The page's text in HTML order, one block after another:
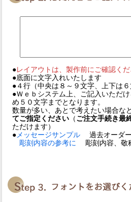
●レイアウトは、製作前にご確認く
●底面に文字入れいたします
●４行（中央は８～９文字、上下は６
●Ｗｅｂシステム上、ご記入いただ
め５０文字までとなります。
数量が多い、あとで考えたい場合など
てご指定ください （ ご注文手続き最
ただけます）
●メッセージサンプル 過去オーダー
彫刻内容の参考に 彫刻内容、敬